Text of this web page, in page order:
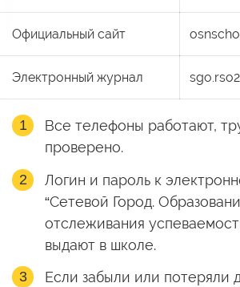
Официальный сайт
Электронный журнал
Все телефоны работают,
проверено.
Логин и пароль к
“Сетевой Город.
отслеживания
выдают в школе.
Если забыли или потеряли